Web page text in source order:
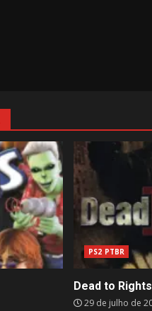
PS2 PTBR
Dead to
29 de julho de